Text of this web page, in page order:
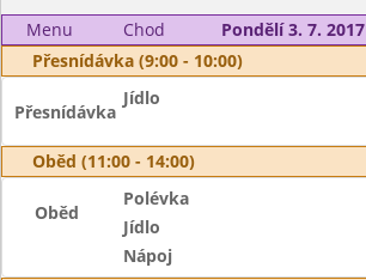
Menu Chod
Pondělí 3. 7. 2017
Přesnídávka (9:00 - 10:00)
Přesnídávka
Jídlo
Oběd (11:00 - 14:00)
Oběd
Polévka
Jídlo
Nápoj